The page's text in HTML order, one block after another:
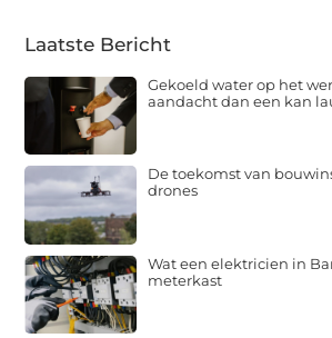
Laatste Bericht
Gekoeld water op het
aandacht dan een kan
De toekomst van
drones
Wat een elektricien in
meterkast